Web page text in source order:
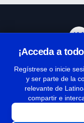
¡Acceda a
Regístrese o inicie
y ser parte de la
relevante de
compartir e
|
| Todos los